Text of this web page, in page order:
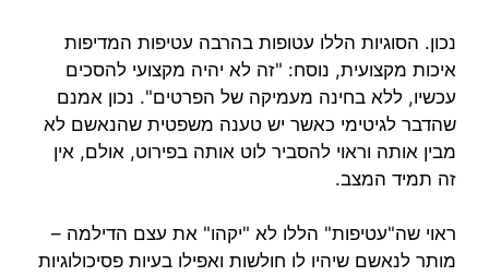
נכון. הסוגיות הללו עטופות בהרבה עטיפות המדיפות
איכות מקצועית, נוסח: "זה לא יהיה מקצועי להסכים
עכשיו, ללא בחינה מעמיקה של הפרטים". נכון אמנם
שהדבר לגיטימי כאשר יש טענה משפטית שהנאשם לא
מבין אותה וראוי להסביר לוט אותה בפירוט, אולם, אין
זה תמיד המצב.
ראוי שה"עטיפות" הללו לא "יקהו" את עצם הדילמה –
מותר לנאשם שיהיו לו חולשות ואפילו בעיות פסיכולוגיות